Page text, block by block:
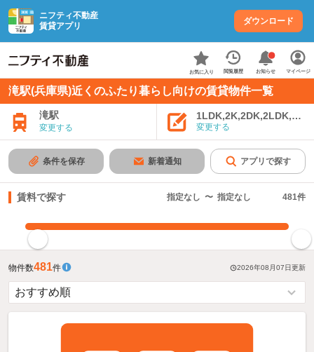
ニフティ不動産
賃貸アプリ
ダウンロード
お気に入り 閲覧履歴 お知らせ マイページ
滝駅(兵庫県)近くのふたり暮らし向けの賃貸物件一覧
滝駅
変更する 変更する
条件を保存 新着通知 アプリで探す
賃料で探す 指定なし 〜 指定なし 481件
物件数481件 2026年08月07日更新